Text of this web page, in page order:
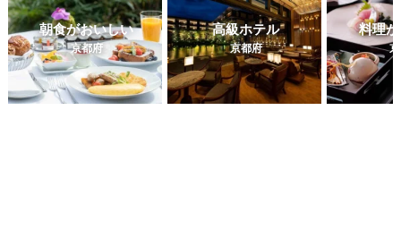
朝食がおいしい
京都府
高級ホテル
京都府
料理